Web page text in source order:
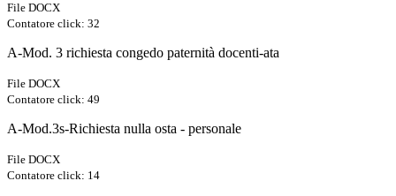
File DOCX
Contatore click: 32
A-Mod. 3 richiesta congedo paternità docenti-ata
File DOCX
Contatore click: 49
A-Mod.3s-Richiesta nulla osta - personale
File DOCX
Contatore click: 14